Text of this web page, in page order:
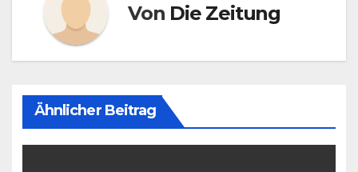
Von Die Zeitung
Ähnlicher Beitrag